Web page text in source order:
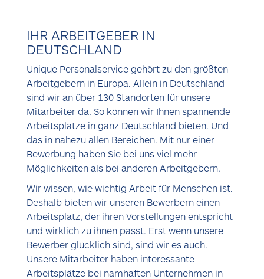
IHR ARBEITGEBER IN
DEUTSCHLAND
Unique Personalservice gehört zu den größten
Arbeitgebern in Europa. Allein in Deutschland
sind wir an über 130 Standorten für unsere
Mitarbeiter da. So können wir Ihnen spannende
Arbeitsplätze in ganz Deutschland bieten. Und
das in nahezu allen Bereichen. Mit nur einer
Bewerbung haben Sie bei uns viel mehr
Möglichkeiten als bei anderen Arbeitgebern.
Wir wissen, wie wichtig Arbeit für Menschen ist.
Deshalb bieten wir unseren Bewerbern einen
Arbeitsplatz, der ihren Vorstellungen entspricht
und wirklich zu ihnen passt. Erst wenn unsere
Bewerber glücklich sind, sind wir es auch.
Unsere Mitarbeiter haben interessante
Arbeitsplätze bei namhaften Unternehmen in